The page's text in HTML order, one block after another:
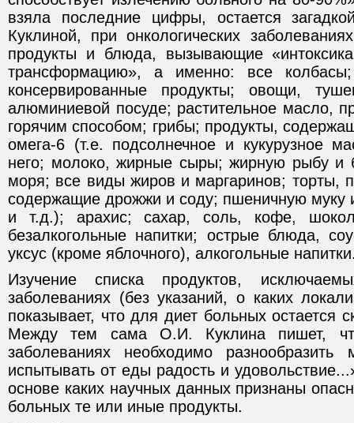
взяла последние цифры, остается
Куклиной, при онкологических
продукты и блюда, вызывающие
трансформацию», а именно: все
консервированные продукты; овощи,
алюминиевой посуде; растительное масло,
горячим способом; грибы; продукты,
омега-6 (т.е. подсолнечное и кукурузное
него; молоко, жирные сыры; жирную рыбу и
моря; все виды жиров и маргаринов; торты,
содержащие дрожжи и соду; пшеничную муку
и т.д.); арахис; сахар, соль, кофе,
безалкогольные напитки; острые блюда,
уксус (кроме яблочного), алкогольные
Изучение списка продуктов,
заболеваниях (без указаний, о каких
показывает, что для диет больных остается
Между тем сама О.И. Куклина пишет, что
заболеваниях необходимо
испытывать от еды радость и
основе каких научных данных признаны
больных те или иные продукты.